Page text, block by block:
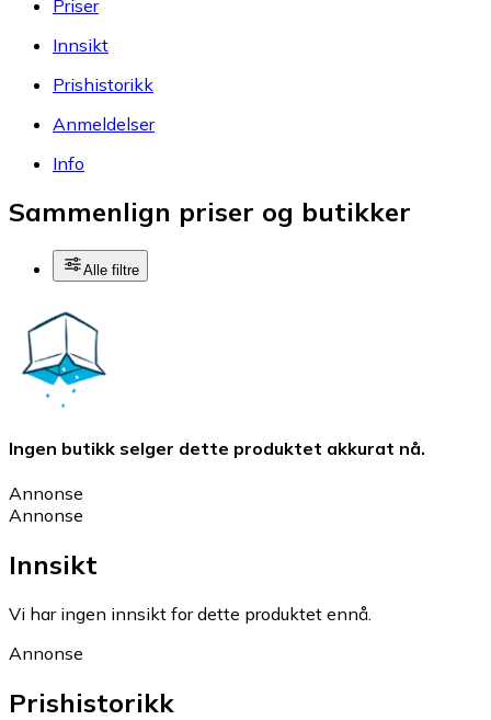
Priser
Innsikt
Prishistorikk
Anmeldelser
Info
Sammenlign priser og butikker
Alle filtre
Ingen butikk selger dette produktet akkurat nå.
Annonse
Annonse
Innsikt
Vi har ingen innsikt for dette produktet ennå.
Annonse
Prishistorikk